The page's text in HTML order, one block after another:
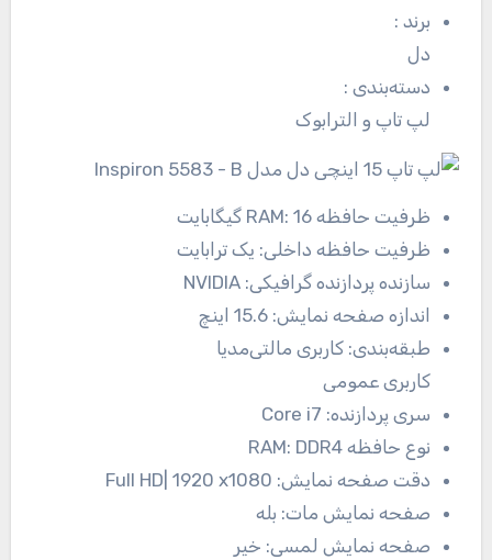
برند:
دل
دسته‌بندی:
لپ تاپ و الترابوک
ظرفیت حافظه RAM: 16 گیگابایت
ظرفیت حافظه داخلی: یک ترابایت
سازنده پردازنده گرافیکی: NVIDIA
اندازه صفحه نمایش: 15.6 اینچ
طبقه‌بندی: کاربری مالتی‌مدیا
کاربری عمومی
سری پردازنده: Core i7
نوع حافظه RAM: DDR4
دقت صفحه نمایش: Full HD| 1920 x1080
صفحه نمایش مات: بله
صفحه نمایش لمسی: خیر